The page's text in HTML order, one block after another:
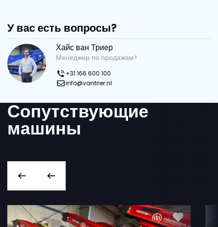
У вас есть вопросы?
Хайс ван Триер
Менеджер по продажам>
+31 166 600 100
info@vantrier.nl
Сопутствующие
машины